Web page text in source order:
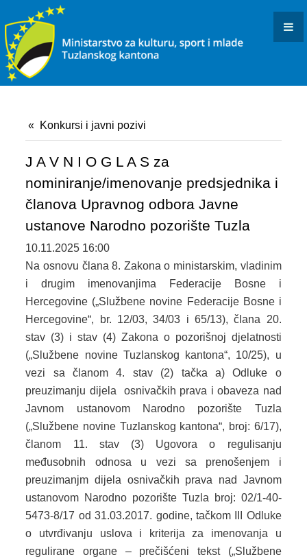
Konkursi i javni pozivi
J A V N I O G L A S za
nominiranje/imenovanje predsjednika i
članova Upravnog odbora Javne
ustanove Narodno pozorište Tuzla
10.11.2025 16:00
Na osnovu člana 8. Zakona o ministarskim, vladinim
i drugim imenovanjima Federacije Bosne i
Hercegovine („Službene novine Federacije Bosne i
Hercegovine“, br. 12/03, 34/03 i 65/13), člana 20.
stav (3) i stav (4) Zakona o pozorišnoj djelatnosti
(„Službene novine Tuzlanskog kantona“, 10/25), u
vezi sa članom 4. stav (2) tačka a) Odluke o
preuzimanju dijela osnivačkih prava i obaveza nad
Javnom ustanovom Narodno pozorište Tuzla
(„Službene novine Tuzlanskog kantona“, broj: 6/17),
članom 11. stav (3) Ugovora o regulisanju
međusobnih odnosa u vezi sa prenošenjem i
preuzimanjm dijela osnivačkih prava nad Javnom
ustanovom Narodno pozorište Tuzla broj: 02/1-40-
5473-8/17 od 31.03.2017. godine, tačkom III Odluke
o utvrđivanju uslova i kriterija za imenovanja u
regulirane organe – prečišćeni tekst („Službene
KONKURSI I JAVNI POZIVI
OBAVJEŠTENJA I REZULTATI
KULTURA
USTANOVE I PREDUZEĆA KULTURE U RESORNOJ
NADLEŽNOSTI
DOKUMENTI
ARHIVISTIČKI ISPIT
BIBLIOTEČKI ISPIT
OSTALO
SPORT
INFORMACIJE
SPORTSKI SAVEZI
DOKUMENTI
OSTALO
MLADI
VIJEĆA MLADIH NA PODRUČJU TK
OMLADINSKE ORGANIZACIJE